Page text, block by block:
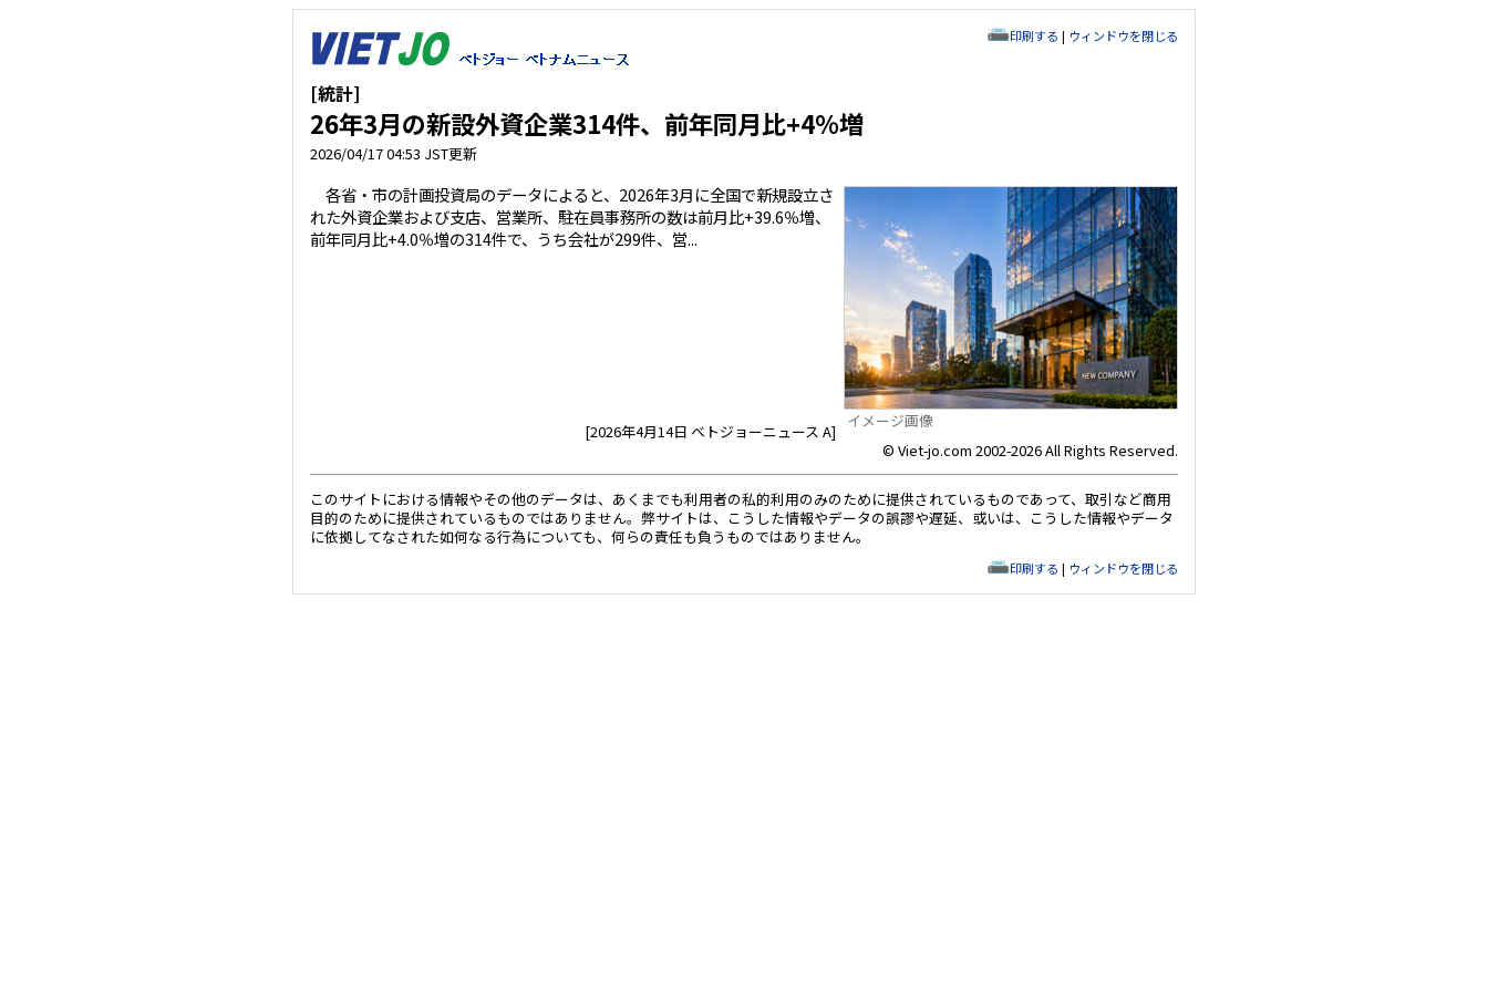
印刷する | ウィンドウを閉じる
[統計]
26年3月の新設外資企業314件、前年同月比+4％増
2026/04/17 04:53 JST更新
イメージ画像
各省・市の計画投資局のデータによると、2026年3月に全国で新規設立さ
れた外資企業および支店、営業所、駐在員事務所の数は前月比+39.6％増、
前年同月比+4.0％増の314件で、うち会社が299件、営...
[2026年4月14日 ベトジョーニュース A]
© Viet-jo.com 2002-2026 All Rights Reserved.
このサイトにおける情報やその他のデータは、あくまでも利用者の私的利用のみのために提供されているものであって、取引など商用
目的のために提供されているものではありません。弊サイトは、こうした情報やデータの誤謬や遅延、或いは、こうした情報やデータ
に依拠してなされた如何なる行為についても、何らの責任も負うものではありません。
印刷する | ウィンドウを閉じる